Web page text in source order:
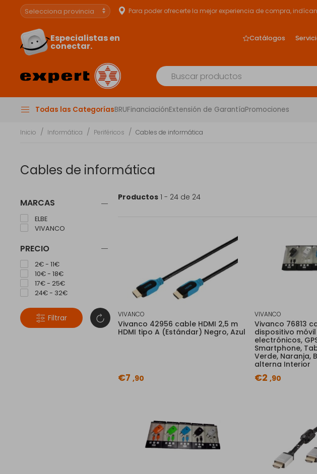
Para poder ofrecerte la mejor experiencia de compra,
Especialistas en
conectar.
Catálogos
Todas las CategoríasBRUFinanciaciónExtensión de GarantíaPromociones
Inicio Informática Periféricos Cables de informática
Cables de informática
MARCAS
ELBE
VIVANCO
PRECIO
2€ - 11€
10€ - 18€
17€ - 25€
24€ - 32€
Filtrar
Productos 1 - 24 de 24
VIVANCO
Vivanco 42956 cable HDMI 2,5 m
HDMI tipo A (Estándar) Negro, Azul
€7 ,90
VIVANCO
Vivanco 76813
dispositivo
electrónicos,
Smartphone,
Verde, Naranja,
alterna Interior
€2,90